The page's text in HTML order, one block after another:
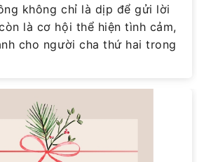
không chỉ là dịp để gửi lời
là cơ hội thể hiện tình cảm,
cho người cha thứ hai trong